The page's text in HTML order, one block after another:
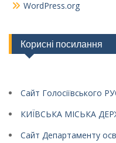
WordPress.org
Корисні посилання
Сайт Голосіївського
КИЇВСЬКА МІСЬКА
Сайт Департаменту